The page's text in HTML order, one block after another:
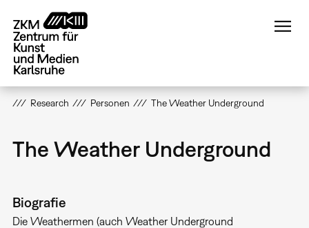
zum
Inhalt
Research Personen The Weather Underground
The Weather Underground
Biografie
Die Weathermen (auch Weather Underground